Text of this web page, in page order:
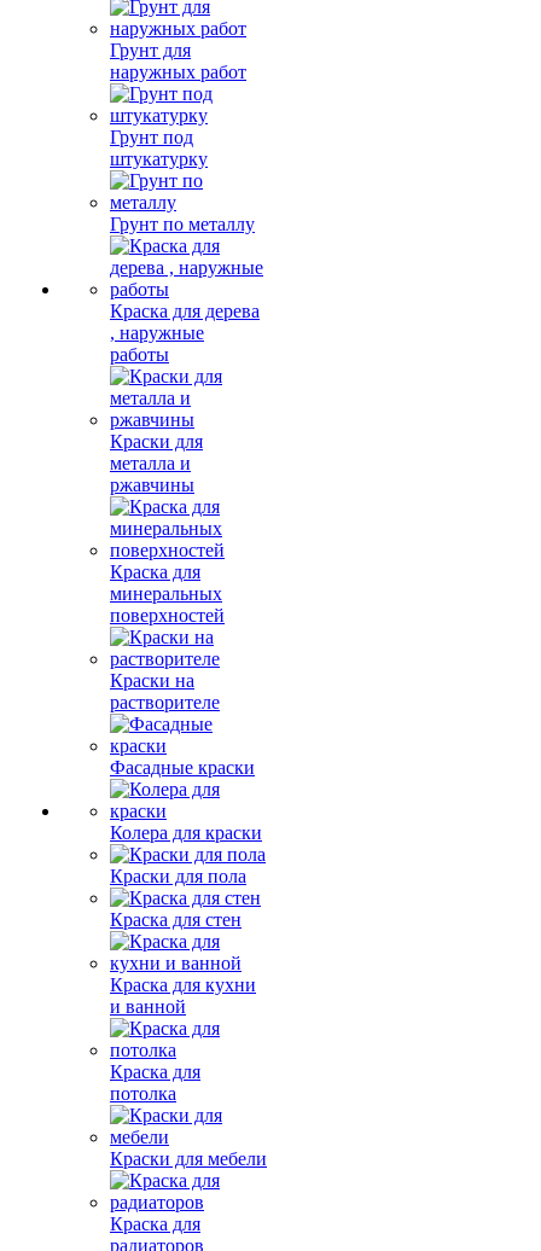
Грунт для
наружных работ
Грунт под
штукатурку
Грунт по металлу
Краска для дерева
, наружные
работы
Краски для
металла и
ржавчины
Краска для
минеральных
поверхностей
Краски на
растворителе
Фасадные краски
Колера для краски
Краски для пола
Краска для стен
Краска для кухни
и ванной
Краска для
потолка
Краски для мебели
Краска для
радиаторов